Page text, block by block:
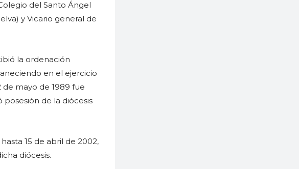
del Santo Ángel
y Vicario general de
la ordenación
en el ejercicio
de mayo de 1989 fue
de la diócesis
15 de abril de 2002,
diócesis.